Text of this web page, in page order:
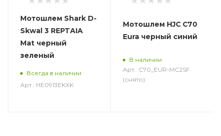
Мотошлем Shark D-
Skwal 3 REPTAIA
Mat черный
зеленый
Всегда в наличии
Арт.: HE0913EKXK
Мотошлем HJC C70
Eura черный синий
В наличии
Арт.: C70_EUR-MC2SF
(снято)